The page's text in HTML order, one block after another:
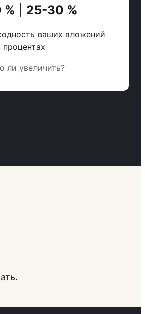
25-30 %
ваших вложений
процентах
ли увеличить?